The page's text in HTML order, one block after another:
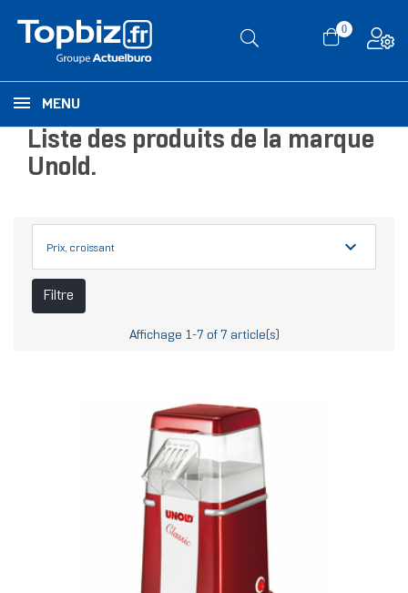
0
MENU
Liste des produits de la marque
Unold.
Prix, croissant expand_more
Filtre
Affichage 1-7 of 7 article(s)